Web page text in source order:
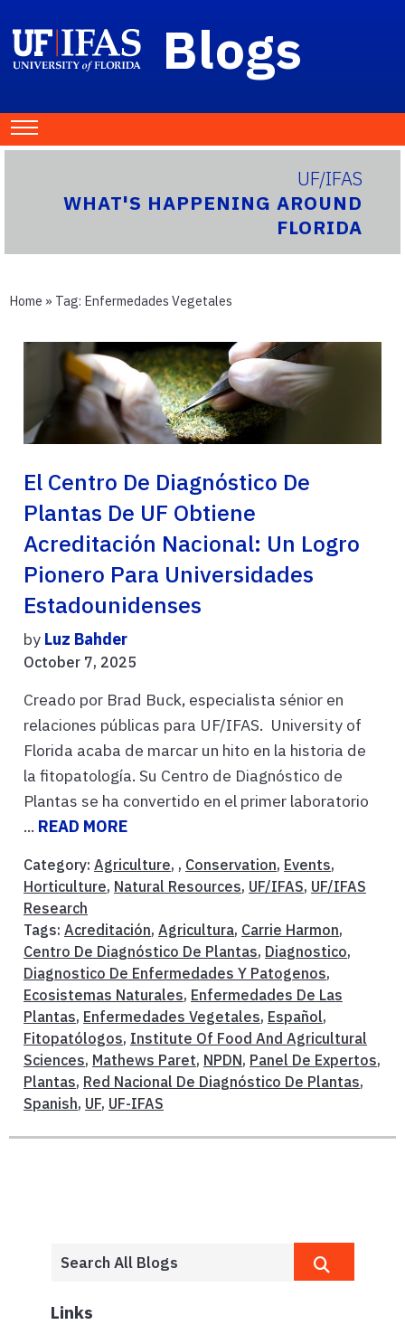
Blogs
UF/IFAS
WHAT'S HAPPENING AROUND
FLORIDA
Home » Tag: Enfermedades Vegetales
El Centro De Diagnóstico De
Plantas De UF Obtiene
Acreditación Nacional: Un Logro
Pionero Para Universidades
Estadounidenses
by Luz Bahder
October 7, 2025
Creado por Brad Buck, especialista sénior en
relaciones públicas para UF/IFAS. University of
Florida acaba de marcar un hito en la historia de
la fitopatología. Su Centro de Diagnóstico de
Plantas se ha convertido en el primer laboratorio
... READ MORE
Category: Agriculture, , Conservation, Events,
Horticulture, Natural Resources, UF/IFAS, UF/IFAS
Research
Tags: Acreditación, Agricultura, Carrie Harmon,
Centro De Diagnóstico De Plantas, Diagnostico,
Diagnostico De Enfermedades Y Patogenos,
Ecosistemas Naturales, Enfermedades De Las
Plantas, Enfermedades Vegetales, Español,
Fitopatólogos, Institute Of Food And Agricultural
Sciences, Mathews Paret, NPDN, Panel De Expertos,
Plantas, Red Nacional De Diagnóstico De Plantas,
Spanish, UF, UF-IFAS
Links